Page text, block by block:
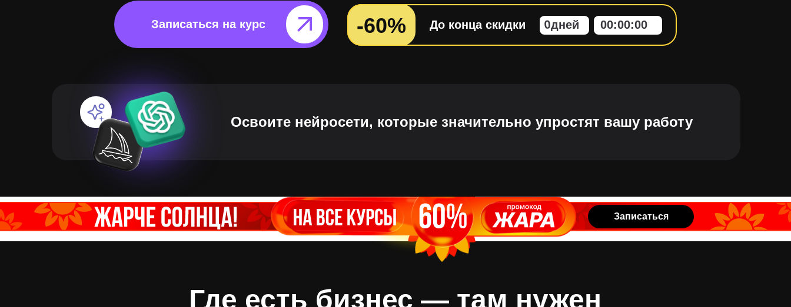
-60% 0дней 00:00:00
До конца скидки
Записаться на курс⠀⠀⠀
Освоите нейросети, которые значительно упростят вашу работу
Записаться
Где есть бизнес — там нужен